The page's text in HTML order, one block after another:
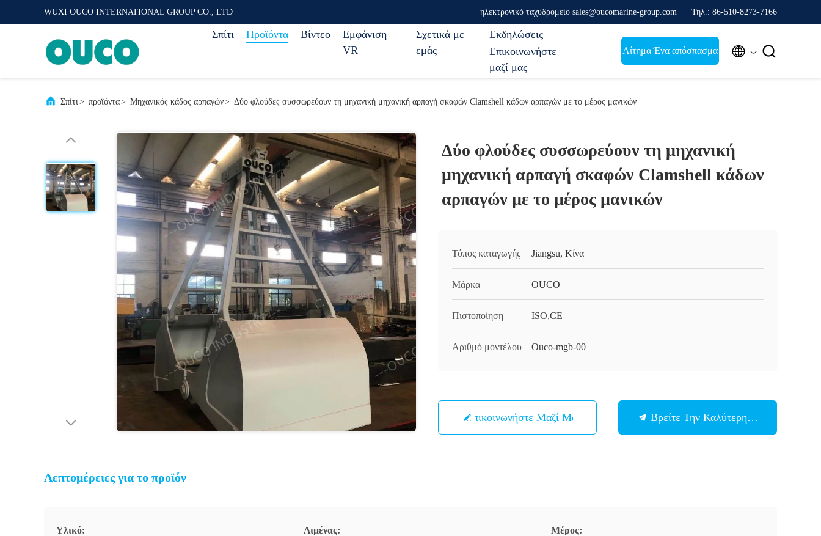
WUXI OUCO INTERNATIONAL GROUP CO., LTD ηλεκτρονικό ταχυδρομείο sales@oucomarine-group.com Τηλ.: 86-510-8273-7166
Σπίτι Προϊόντα Βίντεο
Εμφάνιση
VR
Σχετικά με
εμάς
Εκδηλώσεις
Επικοινωνήστε
μαζί μας
Αίτημα Ένα απόσπασμα  
Σπίτι> προϊόντα> Μηχανικός κάδος αρπαγών> Δύο φλούδες συσσωρεύουν τη μηχανική μηχανική αρπαγή σκαφών Clamshell κάδων αρπαγών με το μέρος μανικών
Δύο φλούδες συσσωρεύουν τη μηχανική
μηχανική αρπαγή σκαφών Clamshell κάδων
αρπαγών με το μέρος μανικών
Τόπος καταγωγής Jiangsu, Κίνα
Μάρκα OUCO
Πιστοποίηση ISO,CE
Αριθμό μοντέλου Ouco-mgb-00
Επικοινωνήστε Μαζί Μας Βρείτε Την Καλύτερη Τιμή
Λεπτομέρειες για το προϊόν
Υλικό: Λιμένας: Μέρος: